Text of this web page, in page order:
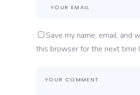
Save my name, email, and
this browser for the next time